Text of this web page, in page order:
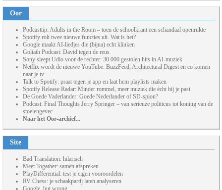
Oor
Podcasttip: Adults in the Room – toen de schoolkrant een schandaal openrukte
Spotify rolt twee nieuwe functies uit. Wat is het?
Google maakt AI-liedjes die (bijna) echt klinken
Goliath Podcast: David tegen de reus
Sony sleept Udio voor de rechter: 30.000 gestolen hits in AI-muziek
Netflix wordt de nieuwe YouTube: BuzzFeed, Architectural Digest en co komen
naar je tv
Talk to Spotify: praat tegen je app en laat hem playlists maken
Spotify Release Radar: Minder rommel, meer muziek die écht bij je past
De Goede Vaderlander: Goede Nederlander of SD-spion?
Podcast: Final Thoughts Jerry Springer – van serieuze politicus tot koning van de
stoelengevec
Naar het Oor-archief...
Site
Bad Translation: hilarisch
Meet Togather: samen afspreken
PlayDifferential: test je eigen vooroordelen
RV Chess: je schaakpartij laten analyseren
Google, but wrong